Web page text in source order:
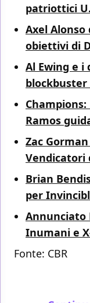
patriottici
Axel
obiettivi di
Al Ewing e i
blockbuster
Ramos
Zac
Vendicatori
Brian
per
Annunciato
Inumani e
Fonte: CBR